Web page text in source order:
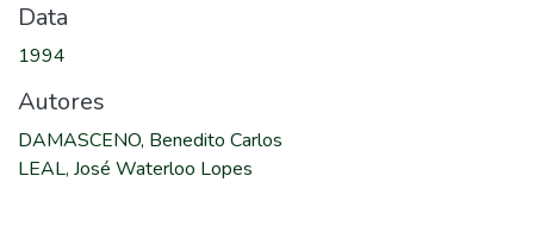
Data
1994
Autores
DAMASCENO, Benedito Carlos
LEAL, José Waterloo Lopes